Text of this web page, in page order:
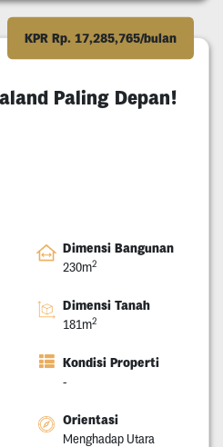
KPR Rp. 17,285,765/bulan
Paling Depan!
Dimensi Bangunan
230m2
Dimensi Tanah
181m2
Kondisi Properti
-
Orientasi
Menghadap Utara